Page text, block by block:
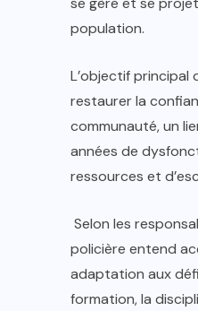
population.
L’objectif principal
restaurer la
communauté, un
années de
ressources et
Selon les
policière entend
adaptation aux
formation, la